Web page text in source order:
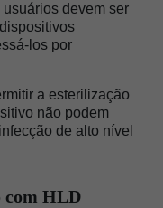
usuários devem ser
los por
a esterilização
não podem
de alto nível
com HLD